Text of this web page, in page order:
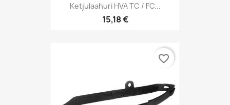
Ketjulaahuri HVA TC / FC...
15,18 €
favorite_border